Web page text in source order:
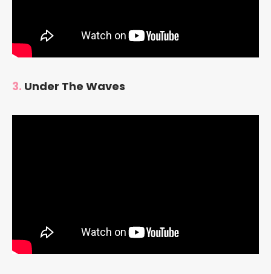
3. Under The Waves